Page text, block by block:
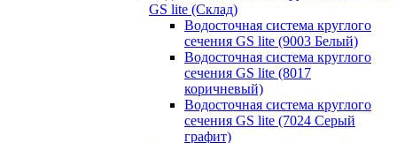
GS lite (Склад)
Водосточная система круглого
сечения GS lite (9003 Белый)
Водосточная система круглого
сечения GS lite (8017
коричневый)
Водосточная система круглого
сечения GS lite (7024 Серый
графит)